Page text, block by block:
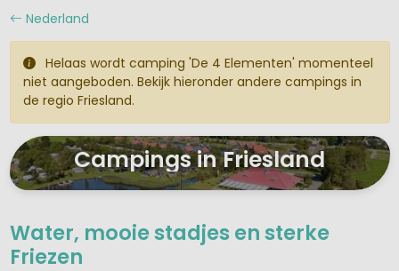
Nederland
Helaas wordt camping 'De 4 Elementen' momenteel
niet aangeboden. Bekijk hieronder andere campings in
de regio Friesland.
Campings in Friesland
Water, mooie stadjes en sterke
Friezen